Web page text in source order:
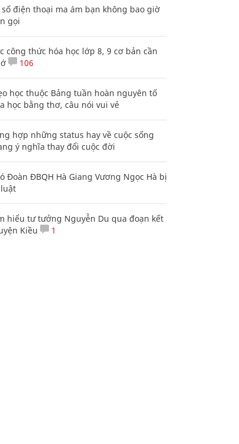
số điện thoại ma ám bạn không bao giờ
gọi
công thức hóa học lớp 8, 9 cơ bản cần
106
học thuộc Bảng tuần hoàn nguyên tố
học bằng thơ, câu nói vui vẻ
hợp những status hay về cuộc sống
ý nghĩa thay đổi cuộc đời
Đoàn ĐBQH Hà Giang Vương Ngọc Hà bị
hiểu tư tưởng Nguyễn Du qua đoạn kết
Kiều
1